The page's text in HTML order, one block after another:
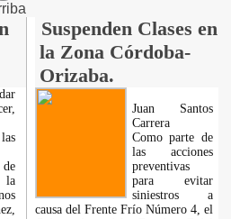
Suspenden Clases en
la Zona Córdoba-
Orizaba.
la
Juan Santos
Carrera
Como parte de
las acciones
preventivas
para evitar
siniestros a
causa del Frente Frío Número 4, el